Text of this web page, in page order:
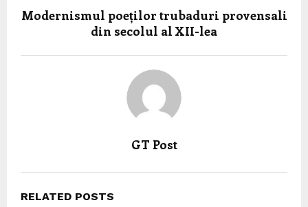
Modernismul poeților trubaduri provensali
din secolul al XII-lea
GT Post
RELATED POSTS